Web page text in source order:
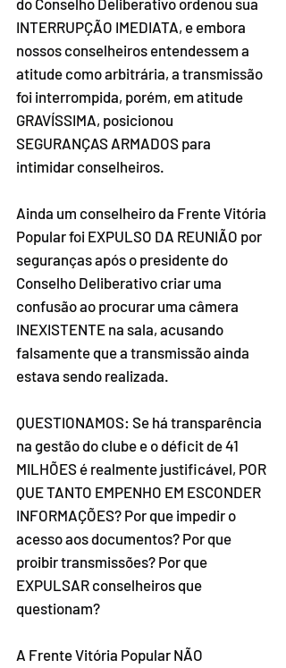
do Conselho Deliberativo ordenou sua
INTERRUPÇÃO IMEDIATA, e embora
nossos conselheiros entendessem a
atitude como arbitrária, a transmissão
foi interrompida, porém, em atitude
GRAVÍSSIMA, posicionou
SEGURANÇAS ARMADOS para
intimidar conselheiros.
Ainda um conselheiro da Frente Vitória
Popular foi EXPULSO DA REUNIÃO por
seguranças após o presidente do
Conselho Deliberativo criar uma
confusão ao procurar uma câmera
INEXISTENTE na sala, acusando
falsamente que a transmissão ainda
estava sendo realizada.
QUESTIONAMOS: Se há transparência
na gestão do clube e o déficit de 41
MILHÕES é realmente justificável, POR
QUE TANTO EMPENHO EM ESCONDER
INFORMAÇÕES? Por que impedir o
acesso aos documentos? Por que
proibir transmissões? Por que
EXPULSAR conselheiros que
questionam?
A Frente Vitória Popular NÃO